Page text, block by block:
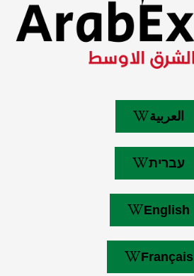
العربية
עברית
English
Français